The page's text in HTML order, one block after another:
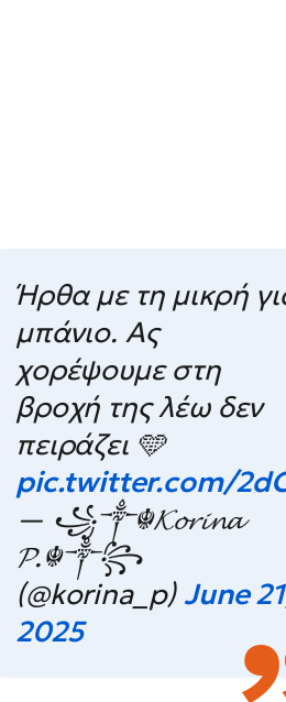
Ήρθα με τη μικρή
μπάνιο. Ας
χορέψουμε στη
βροχή της λέω δεν
πειράζει 🩵
pic.twitter.com/
— ꧁༒☬𝓚𝓸𝓻𝓲𝓷𝓪
𝓟.☬༒꧂
(@korina_p)June
2025